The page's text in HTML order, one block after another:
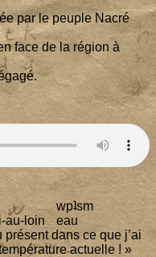
par le peuple Nacré
face de la région à
au-loin
wpʇsm
eau
dans ce que j’ai
actuelle ! »